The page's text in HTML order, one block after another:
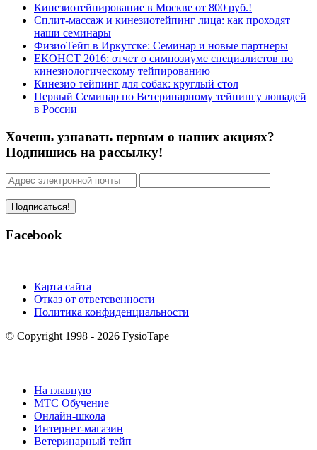
Кинезиотейпирование в Москве от 800 руб.!
Сплит-массаж и кинезиотейпинг лица: как проходят
наши семинары
ФизиоТейп в Иркутске: Семинар и новые партнеры
ЕКОНСТ 2016: отчет о симпозиуме специалистов по
кинезиологическому тейпированию
Кинезио тейпинг для собак: круглый стол
Первый Семинар по Ветеринарному тейпингу лошадей
в России
Хочешь узнавать первым о наших акциях?
Подпишись на рассылку!
Facebook
Карта сайта
Отказ от ответсвенности
Политика конфиденциальности
© Copyright 1998 - 2026 FysioTape
На главную
MTC Обучение
Онлайн-школа
Интернет-магазин
Ветеринарный тейп